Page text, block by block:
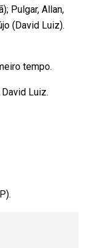
Pulgar, Allan,
(David Luiz).
tempo.
David Luiz.